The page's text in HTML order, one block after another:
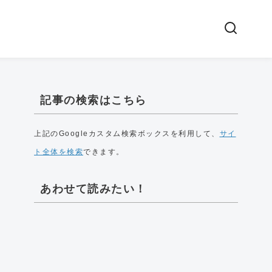
記事の検索はこちら
上記のGoogleカスタム検索ボックスを利用して、 サイ
ト全体を検索できます。
あわせて読みたい！